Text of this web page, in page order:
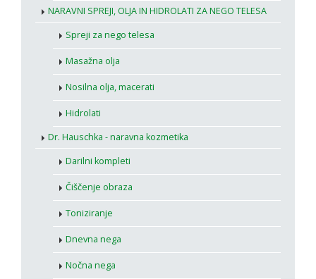
NARAVNI SPREJI, OLJA IN HIDROLATI ZA NEGO TELESA
Spreji za nego telesa
Masažna olja
Nosilna olja, macerati
Hidrolati
Dr. Hauschka - naravna kozmetika
Darilni kompleti
Čiščenje obraza
Toniziranje
Dnevna nega
Nočna nega